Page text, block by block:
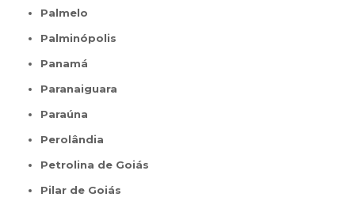
Palmelo
Palminópolis
Panamá
Paranaiguara
Paraúna
Perolândia
Petrolina de Goiás
Pilar de Goiás